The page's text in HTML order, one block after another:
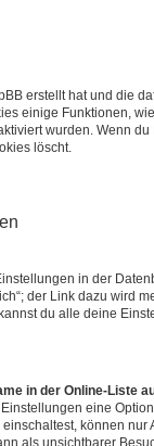
erstellt hat und die
einige Funktionen,
wurden. Wenn
löscht.
in der
der Link dazu wird
du alle deine
in der Online-Liste
eine
können
als unsichtbarer